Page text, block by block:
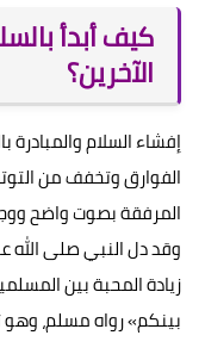
كيف أبدأ
الآخرين؟
إفشاء السلام
الفوارق وتخفف من
المرفقة بصوت واضح
وقد دل النبي صلى الله
زيادة المحبة بين
بينكم» رواه مسلم، وهو